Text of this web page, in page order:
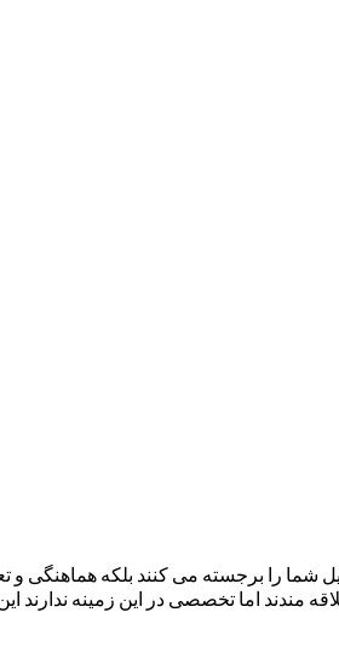
شما را برجسته می کنند بلکه هماهنگی
مندند اما تخصصی در این زمینه ندارند